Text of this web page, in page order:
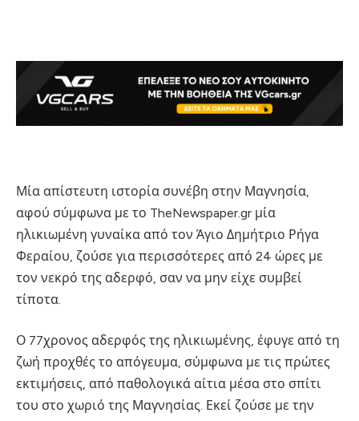
Μία απίστευτη ιστορία συνέβη στην Μαγνησία,
αφού σύμφωνα με το TheNewspaper.gr μία
ηλικιωμένη γυναίκα από τον Άγιο Δημήτριο Ρήγα
Φεραίου, ζούσε για περισσότερες από 24 ώρες με
τον νεκρό της αδερφό, σαν να μην είχε συμβεί
τίποτα.
Ο 77χρονος αδερφός της ηλικιωμένης, έφυγε από τη
ζωή προχθές το απόγευμα, σύμφωνα με τις πρώτες
εκτιμήσεις, από παθολογικά αίτια μέσα στο σπίτι
του στο χωριό της Μαγνησίας. Εκεί ζούσε με την